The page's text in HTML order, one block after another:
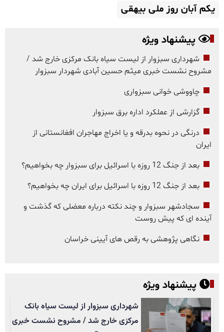
یکم آبان روز ملی بیهقی
پیشنهاد ویژه
شهرداری سبزوار از لیست سیاه بانک مرکزی خارج شد /
مشروح نشست خبری میثم حسین آبادی شهردار سبزوار
چاووشی خوانی سبزواری
گزارشی از عملکرد اداره برق سبزوار
درنگی در نحوه بدرقه و یا اخراج مهاجران افغانستانی از
ایران
بعد از جنگ 12 روزه با اسرائیل برای سبزوار چه بخواهیم؟
بعد از جنگ 12 روزه با اسرائیل برای ایران چه بخواهیم؟
سجادشهر سبزوار و چند نکته درباره معضلی که گذشت و
آینده ای که پیش روست
نگاهی پژوهشی به رقص های آیینی خراسان
پیشنهاد ویژه
شهرداری سبزوار از لیست سیاه بانک
مرکزی خارج شد / مشروح نشست خبری